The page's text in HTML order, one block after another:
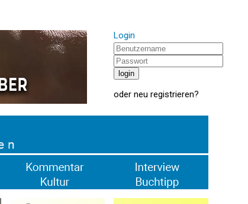
Login
oder neu registrieren?